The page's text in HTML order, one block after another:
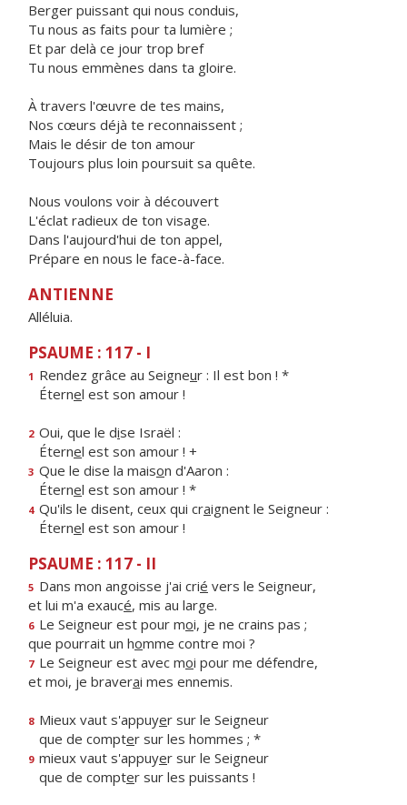
Berger puissant qui nous conduis,
Tu nous as faits pour ta lumière ;
Et par delà ce jour trop bref
Tu nous emmènes dans ta gloire.
À travers l'œuvre de tes mains,
Nos cœurs déjà te reconnaissent ;
Mais le désir de ton amour
Toujours plus loin poursuit sa quête.
Nous voulons voir à découvert
L'éclat radieux de ton visage.
Dans l'aujourd'hui de ton appel,
Prépare en nous le face-à-face.
ANTIENNE
Alléluia.
PSAUME : 117 - I
1 Rendez grâce au Seigneur : Il est bon ! *
Éternel est son amour !
2 Oui, que le dise Israël :
Éternel est son amour ! +
3 Que le dise la maison d'Aaron :
Éternel est son amour ! *
4 Qu'ils le disent, ceux qui craignent le Seigneur :
Éternel est son amour !
PSAUME : 117 - II
5 Dans mon angoisse j'ai crié vers le Seigneur,
et lui m'a exaucé, mis au large.
6 Le Seigneur est pour moi, je ne crains pas ;
que pourrait un homme contre moi ?
7 Le Seigneur est avec moi pour me défendre,
et moi, je braverai mes ennemis.
8 Mieux vaut s'appuyer sur le Seigneur
que de compter sur les hommes ; *
9 mieux vaut s'appuyer sur le Seigneur
que de compter sur les puissants !